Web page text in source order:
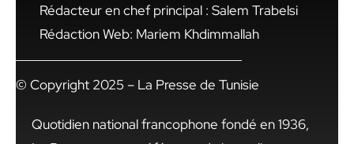
Rédacteur en chef principal : Salem Trabelsi
Rédaction Web: Mariem Khdimmallah
© Copyright 2025 – La Presse de Tunisie
Quotidien national francophone fondé en 1936,